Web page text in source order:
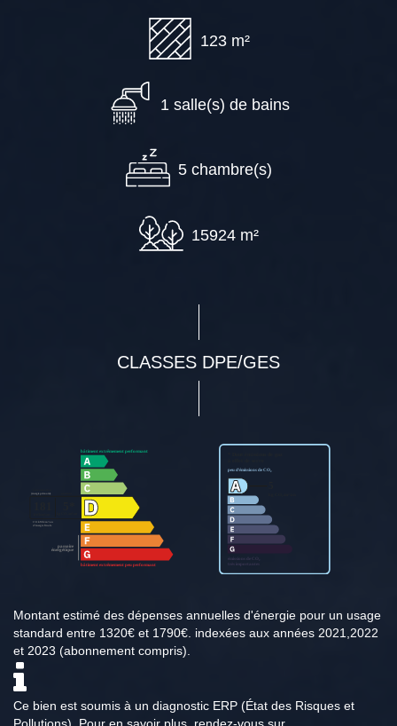
123 m²
1 salle(s) de bains
5 chambre(s)
15924 m²
CLASSES DPE/GES
Montant estimé des dépenses annuelles d'énergie pour un usage
standard entre 1320€ et 1790€. indexées aux années 2021,2022
et 2023 (abonnement compris).
Ce bien est soumis à un diagnostic ERP (État des Risques et